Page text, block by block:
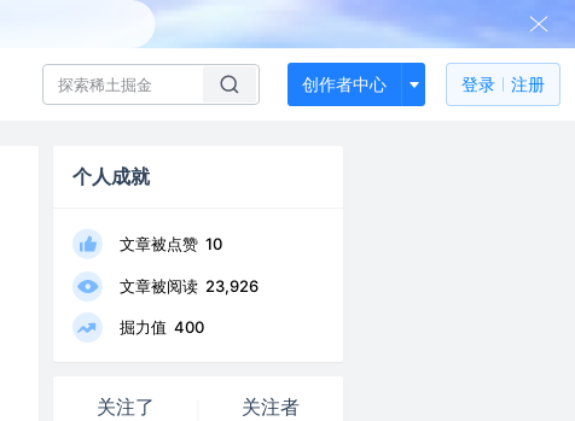
创作者中心 登录 注册
个人成就
文章被点赞 10
文章被阅读 23,926
掘力值 400
关注了
关注者